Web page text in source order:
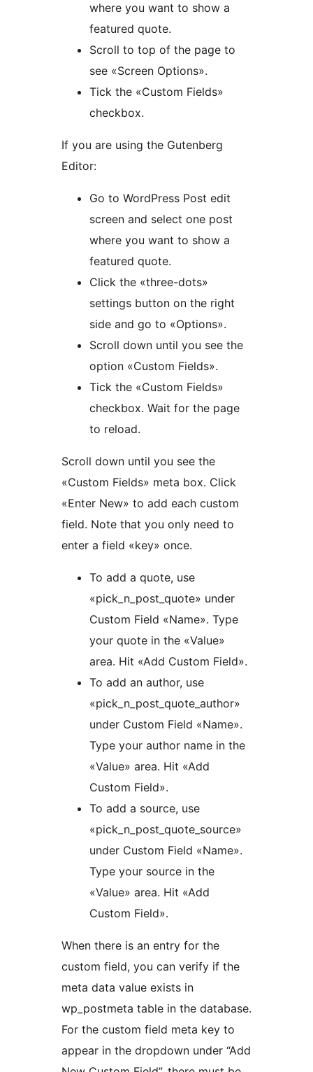
where you want to show a
featured quote.
Scroll to top of the page to
see «Screen Options».
Tick the «Custom Fields»
checkbox.
If you are using the Gutenberg
Editor:
Go to WordPress Post edit
screen and select one post
where you want to show a
featured quote.
Click the «three-dots»
settings button on the right
side and go to «Options».
Scroll down until you see the
option «Custom Fields».
Tick the «Custom Fields»
checkbox. Wait for the page
to reload.
Scroll down until you see the
«Custom Fields» meta box. Click
«Enter New» to add each custom
field. Note that you only need to
enter a field «key» once.
To add a quote, use
«pick_n_post_quote» under
Custom Field «Name». Type
your quote in the «Value»
area. Hit «Add Custom Field».
To add an author, use
«pick_n_post_quote_author»
under Custom Field «Name».
Type your author name in the
«Value» area. Hit «Add
Custom Field».
To add a source, use
«pick_n_post_quote_source»
under Custom Field «Name».
Type your source in the
«Value» area. Hit «Add
Custom Field».
When there is an entry for the
custom field, you can verify if the
meta data value exists in
wp_postmeta table in the database.
For the custom field meta key to
appear in the dropdown under “Add